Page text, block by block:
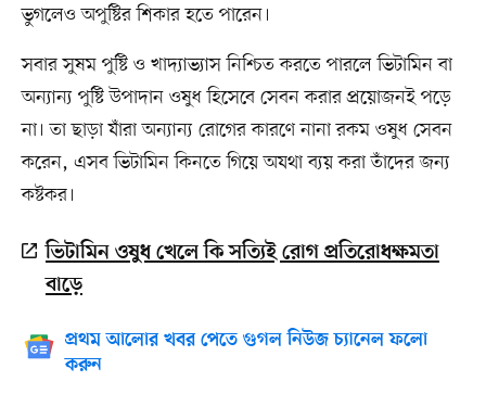
ভুগলেও অপুষ্টির শিকার হতে পারেন।
সবার সুষম পুষ্টি ও খাদ্যাভ্যাস নিশ্চিত করতে পারলে ভিটামিন বা
অন্যান্য পুষ্টি উপাদান ওষুধ হিসেবে সেবন করার প্রয়োজনই পড়ে
না। তা ছাড়া যাঁরা অন্যান্য রোগের কারণে নানা রকম ওষুধ সেবন
করেন, এসব ভিটামিন কিনতে গিয়ে অযথা ব্যয় করা তাঁদের জন্য
কষ্টকর।
ভিটামিন ওষুধ খেলে কি সত্যিই রোগ প্রতিরোধক্ষমতা
বাড়ে
প্রথম আলোর খবর পেতে গুগল নিউজ চ্যানেল ফলো
করুন